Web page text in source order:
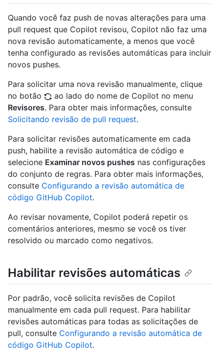
Quando você faz push de novas alterações para uma
pull request que Copilot revisou, Copilot não faz uma
nova revisão automaticamente, a menos que você
tenha configurado as revisões automáticas para incluir
novos pushes.
Para solicitar uma nova revisão manualmente, clique
no botão
ao lado do nome de Copilot no menu
Revisores. Para obter mais informações, consulte
Solicitando revisão de pull request.
Para solicitar revisões automaticamente em cada
push, habilite a revisão automática de código e
selecione Examinar novos pushes nas configurações
do conjunto de regras. Para obter mais informações,
consulte Configurando a revisão automática de
código GitHub Copilot.
Ao revisar novamente, Copilot poderá repetir os
comentários anteriores, mesmo se você os tiver
resolvido ou marcado como negativos.
Habilitar revisões automáticas
Por padrão, você solicita revisões de Copilot
manualmente em cada pull request. Para habilitar
revisões automáticas para todas as solicitações de
pull, consulte Configurando a revisão automática de
código GitHub Copilot.